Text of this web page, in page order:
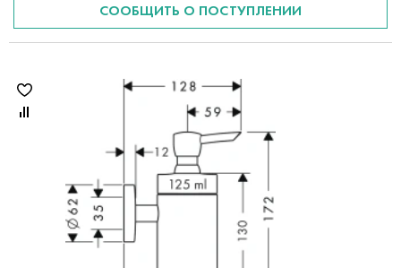
СООБЩИТЬ О ПОСТУПЛЕНИИ